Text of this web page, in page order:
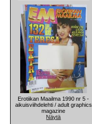
Erotiikan Maailma 1990 nr 5 -
aikuisviihdelehti / adult graphics
magazine
Näytä